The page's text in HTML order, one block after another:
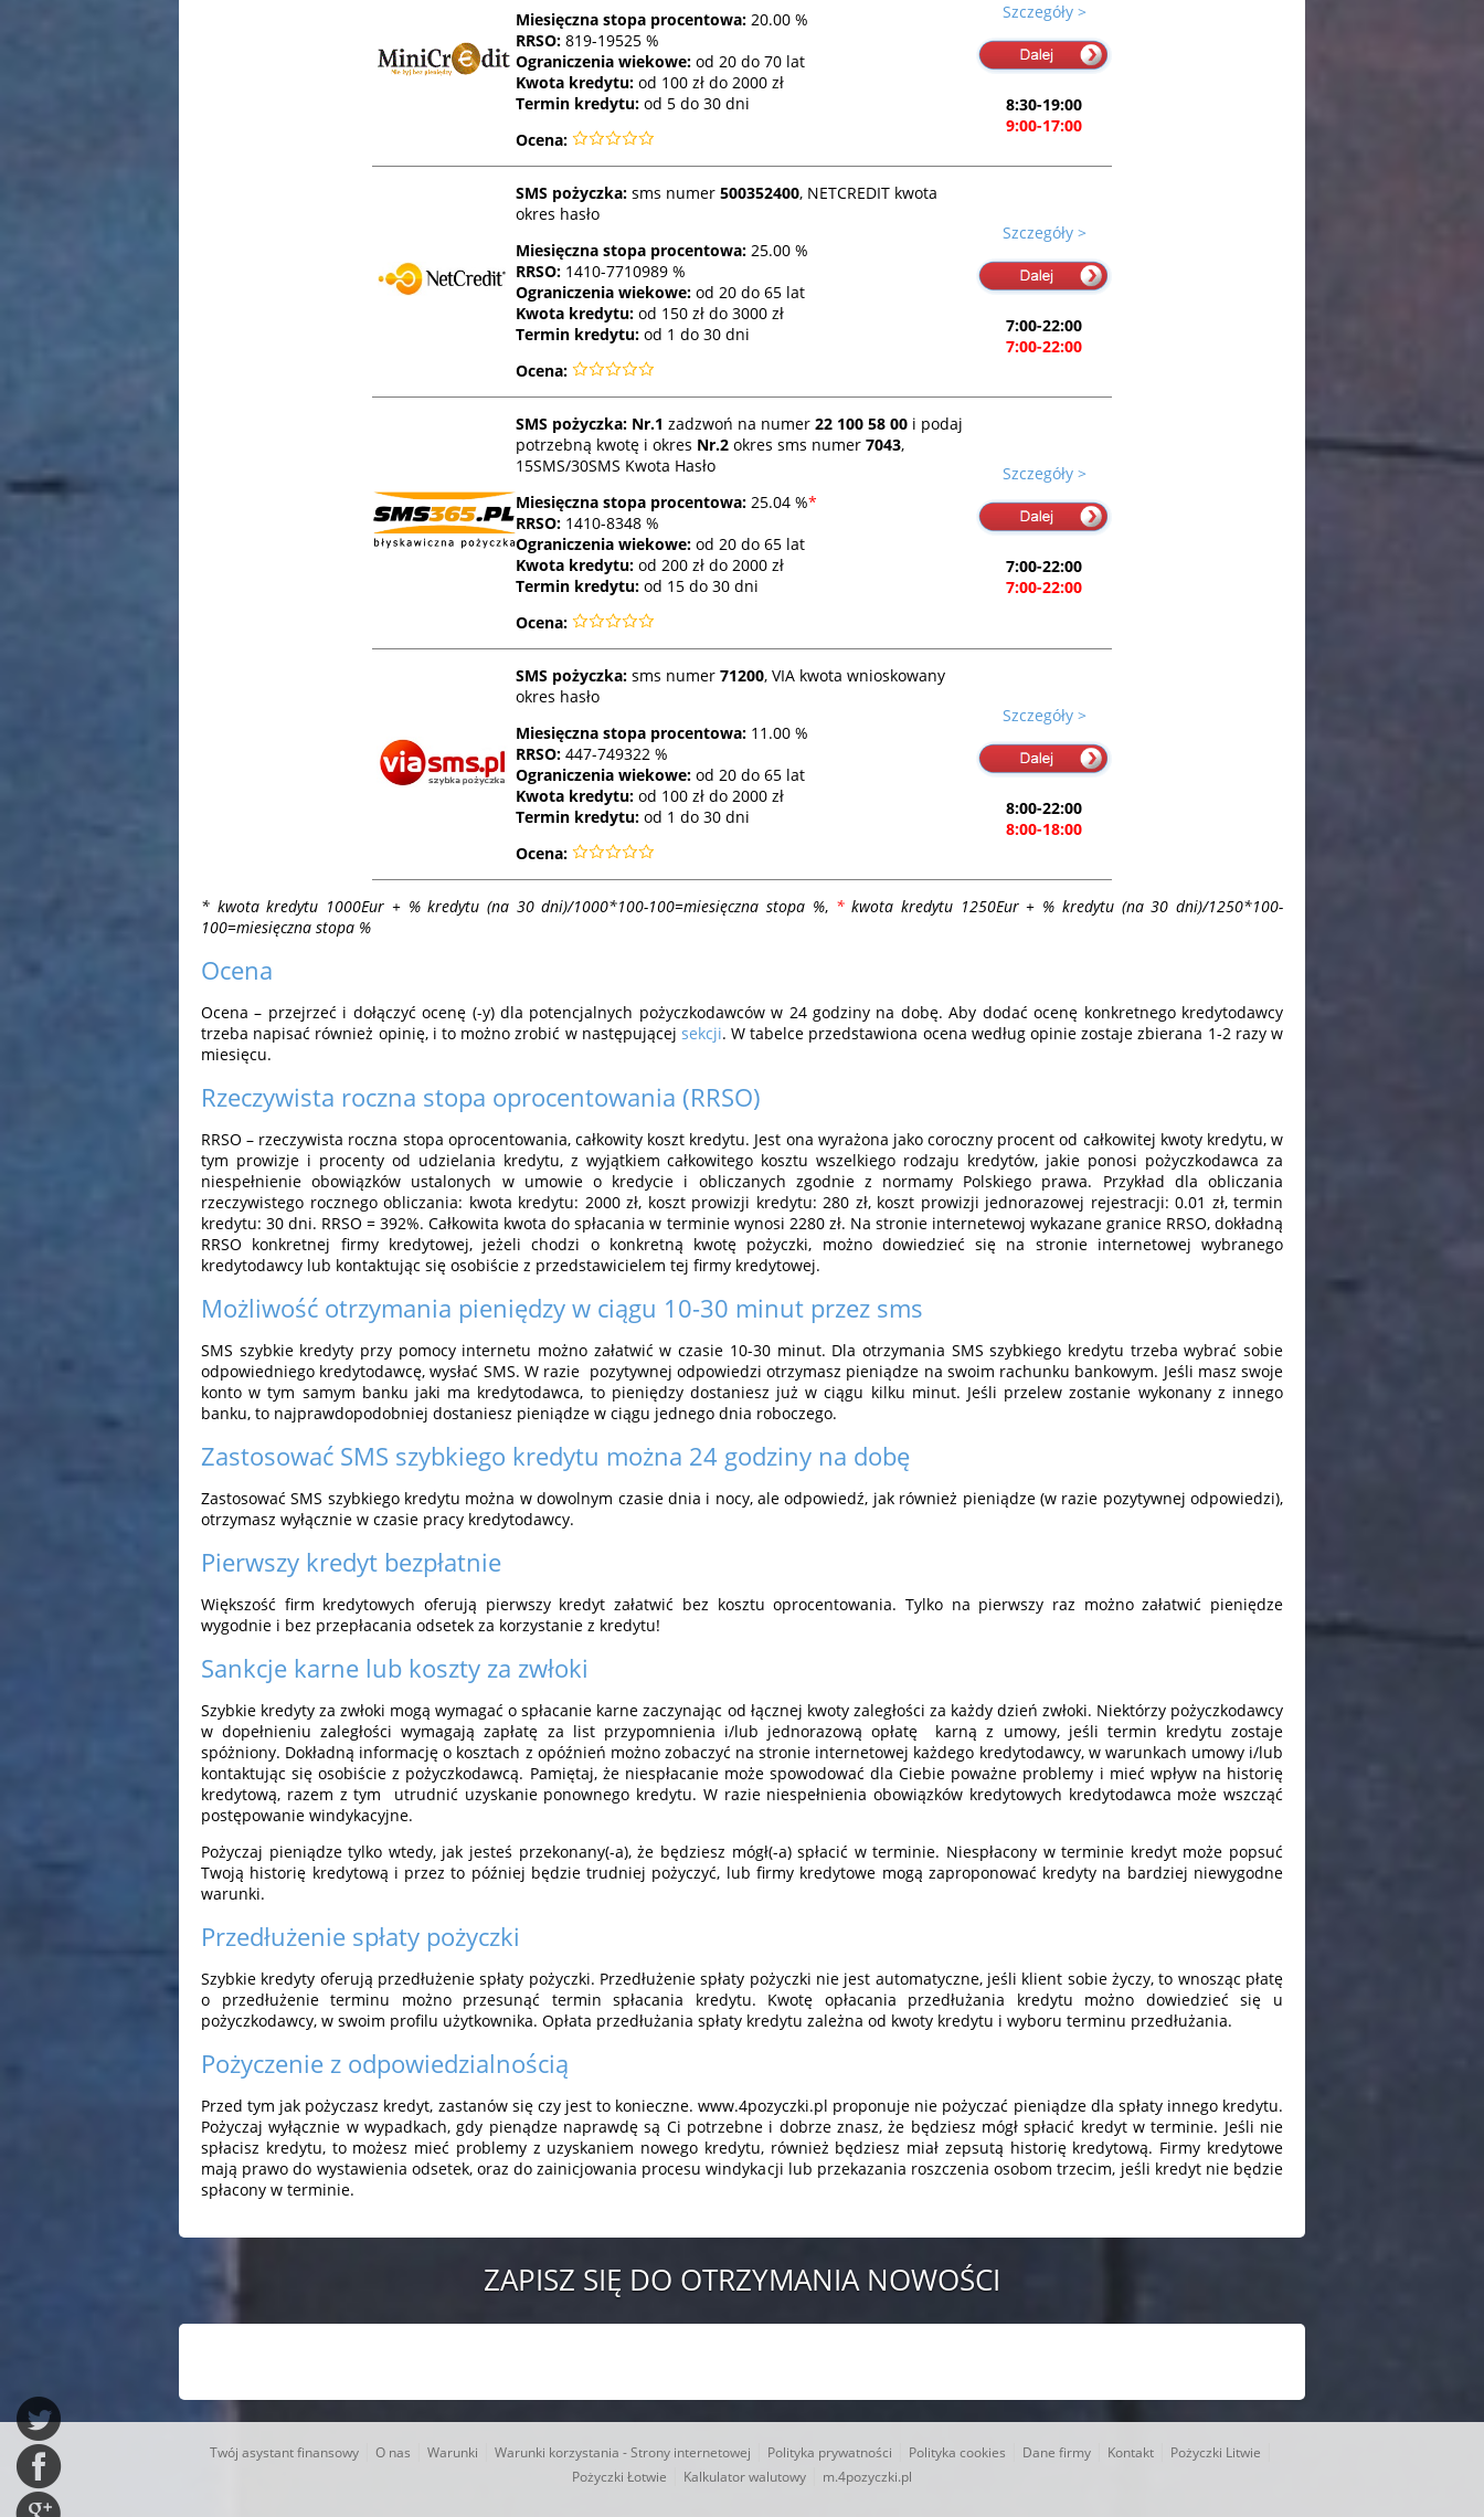
Miesięczna stopa procentowa: 20.00 %
RRSO: 819-19525 %
Ograniczenia wiekowe: od 20 do 70 lat
Kwota kredytu: od 100 zł do 2000 zł
Termin kredytu: od 5 do 30 dni
Ocena:
Szczegóły >
8:30-19:00
9:00-17:00
SMS pożyczka: sms numer 500352400, NETCREDIT kwota
okres hasło
Miesięczna stopa procentowa: 25.00 %
RRSO: 1410-7710989 %
Ograniczenia wiekowe: od 20 do 65 lat
Kwota kredytu: od 150 zł do 3000 zł
Termin kredytu: od 1 do 30 dni
Ocena:
Szczegóły >
7:00-22:00
7:00-22:00
SMS pożyczka: Nr.1 zadzwoń na numer 22 100 58 00 i podaj
potrzebną kwotę i okres Nr.2 okres sms numer 7043,
15SMS/30SMS Kwota Hasło
Miesięczna stopa procentowa: 25.04 %*
RRSO: 1410-8348 %
Ograniczenia wiekowe: od 20 do 65 lat
Kwota kredytu: od 200 zł do 2000 zł
Termin kredytu: od 15 do 30 dni
Ocena:
Szczegóły >
7:00-22:00
7:00-22:00
SMS pożyczka: sms numer 71200, VIA kwota wnioskowany
okres hasło
Miesięczna stopa procentowa: 11.00 %
RRSO: 447-749322 %
Ograniczenia wiekowe: od 20 do 65 lat
Kwota kredytu: od 100 zł do 2000 zł
Termin kredytu: od 1 do 30 dni
Ocena:
Szczegóły >
8:00-22:00
8:00-18:00
* kwota kredytu 1000Eur + % kredytu (na 30 dni)/1000*100-100=miesięczna stopa %, *kwota kredytu 1250Eur + % kredytu (na 30 dni)/1250*100-
100=miesięczna stopa %
Ocena
Ocena – przejrzeć i dołączyć ocenę (-y) dla potencjalnych pożyczkodawców w 24 godziny na dobę. Aby dodać ocenę konkretnego kredytodawcy
trzeba napisać również opinię, i to możno zrobić w następującej sekcji. W tabelce przedstawiona ocena według opinie zostaje zbierana 1-2 razy w
miesięcu.
Rzeczywista roczna stopa oprocentowania (RRSO)
RRSO – rzeczywista roczna stopa oprocentowania, całkowity koszt kredytu. Jest ona wyrażona jako coroczny procent od całkowitej kwoty kredytu, w
tym prowizje i procenty od udzielania kredytu, z wyjątkiem całkowitego kosztu wszelkiego rodzaju kredytów, jakie ponosi pożyczkodawca za
niespełnienie obowiązków ustalonych w umowie o kredycie i obliczanych zgodnie z normamy Polskiego prawa. Przykład dla obliczania
rzeczywistego rocznego obliczania: kwota kredytu: 2000 zł, koszt prowizji kredytu: 280 zł, koszt prowizji jednorazowej rejestracji: 0.01 zł, termin
kredytu: 30 dni. RRSO = 392%. Całkowita kwota do spłacania w terminie wynosi 2280 zł. Na stronie internetewoj wykazane granice RRSO, dokładną
RRSO konkretnej firmy kredytowej, jeżeli chodzi o konkretną kwotę pożyczki, możno dowiedzieć się na stronie internetowej wybranego
kredytodawcy lub kontaktując się osobiście z przedstawicielem tej firmy kredytowej.
Możliwość otrzymania pieniędzy w ciągu 10-30 minut przez sms
SMS szybkie kredyty przy pomocy internetu możno załatwić w czasie 10-30 minut. Dla otrzymania SMS szybkiego kredytu trzeba wybrać sobie
odpowiedniego kredytodawcę, wysłać SMS. W razie pozytywnej odpowiedzi otrzymasz pieniądze na swoim rachunku bankowym. Jeśli masz swoje
konto w tym samym banku jaki ma kredytodawca, to pieniędzy dostaniesz już w ciągu kilku minut. Jeśli przelew zostanie wykonany z innego
banku, to najprawdopodobniej dostaniesz pieniądze w ciągu jednego dnia roboczego.
Zastosować SMS szybkiego kredytu można 24 godziny na dobę
Zastosować SMS szybkiego kredytu można w dowolnym czasie dnia i nocy, ale odpowiedź, jak również pieniądze (w razie pozytywnej odpowiedzi),
otrzymasz wyłącznie w czasie pracy kredytodawcy.
Pierwszy kredyt bezpłatnie
Większość firm kredytowych oferują pierwszy kredyt załatwić bez kosztu oprocentowania. Tylko na pierwszy raz możno załatwić pieniędze
wygodnie i bez przepłacania odsetek za korzystanie z kredytu!
Sankcje karne lub koszty za zwłoki
Szybkie kredyty za zwłoki mogą wymagać o spłacanie karne zaczynając od łącznej kwoty zaległości za każdy dzień zwłoki. Niektórzy pożyczkodawcy
w dopełnieniu zaległości wymagają zapłatę za list przypomnienia i/lub jednorazową opłatę karną z umowy, jeśli termin kredytu zostaje
spóżniony. Dokładną informację o kosztach z opóźnień możno zobaczyć na stronie internetowej każdego kredytodawcy, w warunkach umowy i/lub
kontaktując się osobiście z pożyczkodawcą. Pamiętaj, że niespłacanie może spowodować dla Ciebie poważne problemy i mieć wpływ na historię
kredytową, razem z tym utrudnić uzyskanie ponownego kredytu. W razie niespełnienia obowiązków kredytowych kredytodawca może wszcząć
postępowanie windykacyjne.
Pożyczaj pieniądze tylko wtedy, jak jesteś przekonany(-a), że będziesz mógł(-a) spłacić w terminie. Niespłacony w terminie kredyt może popsuć
Twoją historię kredytową i przez to później będzie trudniej pożyczyć, lub firmy kredytowe mogą zaproponować kredyty na bardziej niewygodne
warunki.
Przedłużenie spłaty pożyczki
Szybkie kredyty oferują przedłużenie spłaty pożyczki. Przedłużenie spłaty pożyczki nie jest automatyczne, jeśli klient sobie życzy, to wnosząc płatę
o przedłużenie terminu możno przesunąć termin spłacania kredytu. Kwotę opłacania przedłużania kredytu możno dowiedzieć się u
pożyczkodawcy, w swoim profilu użytkownika. Opłata przedłużania spłaty kredytu zależna od kwoty kredytu i wyboru terminu przedłużania.
Pożyczenie z odpowiedzialnością
Przed tym jak pożyczasz kredyt, zastanów się czy jest to konieczne. www.4pozyczki.pl proponuje nie pożyczać pieniądze dla spłaty innego kredytu.
Pożyczaj wyłącznie w wypadkach, gdy pienądze naprawdę są Ci potrzebne i dobrze znasz, że będziesz mógł spłacić kredyt w terminie. Jeśli nie
spłacisz kredytu, to możesz mieć problemy z uzyskaniem nowego kredytu, również będziesz miał zepsutą historię kredytową. Firmy kredytowe
mają prawo do wystawienia odsetek, oraz do zainicjowania procesu windykacji lub przekazania roszczenia osobom trzecim, jeśli kredyt nie będzie
spłacony w terminie.
ZAPISZ SIĘ DO OTRZYMANIA NOWOŚCI
Twój asystant finansowy O nas Warunki Warunki korzystania - Strony internetowej Polityka prywatności Polityka cookies Dane firmy Kontakt Pożyczki Litwie
Pożyczki Łotwie Kalkulator walutowy m.4pozyczki.pl